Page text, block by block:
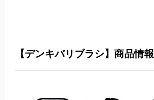
【デンキバリブラシ】商品情報